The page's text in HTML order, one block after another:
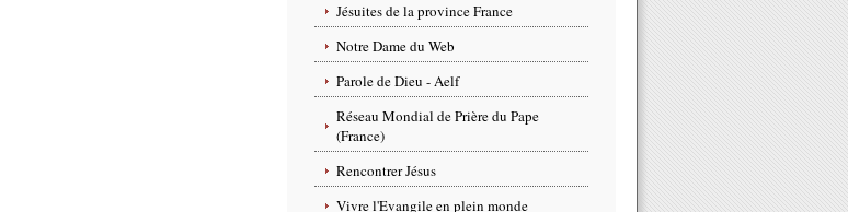
Jésuites de la province France
Notre Dame du Web
Parole de Dieu - Aelf
Réseau Mondial de Prière du Pape
(France)
Rencontrer Jésus
Vivre l'Evangile en plein monde